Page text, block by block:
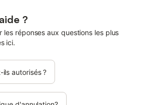
?
les réponses aux questions les plus
ici.
ils autorisés ?